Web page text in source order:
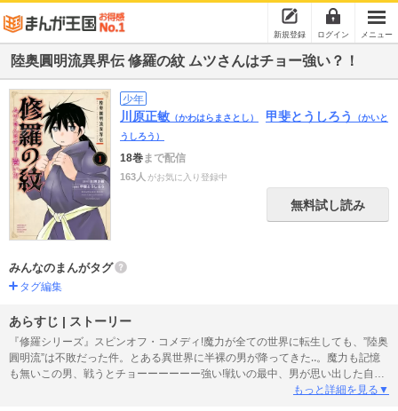
新規登録 ログイン メニュー
陸奥圓明流異界伝 修羅の紋 ムツさんはチョー強い？！
少年
川原正敏 （かわはらまさとし） 甲斐とうしろう
（かいと
うしろう）
18巻まで配信
163人 がお気に入り登録中
無料試し読み
みんなのまんがタグ
タグ編集
あらすじ | ストーリー
『修羅シリーズ』スピンオフ・コメディ!魔力が全ての世界に転生しても、”陸奥
圓明流”は不敗だった件。とある異世界に半裸の男が降ってきた‥。魔力も記憶
も無いこの男、戦うとチョーーーーーー強い!戦いの最中、男が思い出した自ら
もっと詳細を見る▼